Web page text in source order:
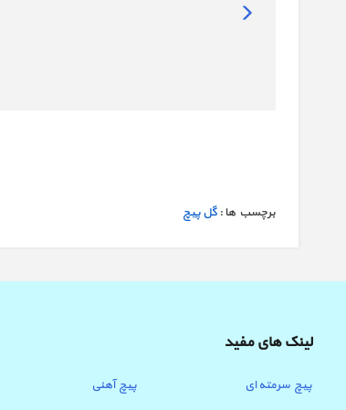
برچسب ها : گل پیچ
لینک های مفید
پیچ سرمته ای
پیچ آهنی